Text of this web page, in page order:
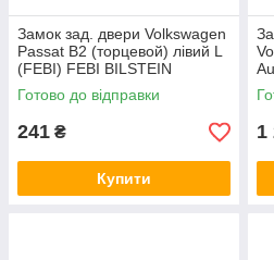
Замок зад. двери Volkswagen
Passat B2 (торцевой) лівий L
(FEBI) FEBI BILSTEIN
Готово до відправки
241 ₴
Купити
1